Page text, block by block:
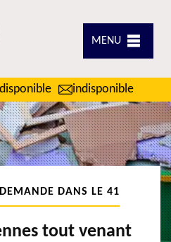
MENU
indisponible
DANS LE 41
tout venant